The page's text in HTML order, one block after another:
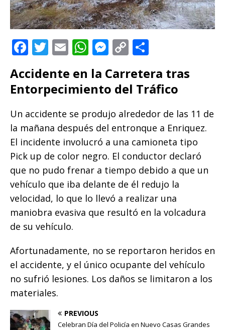
F
a
c
e
b
o
o
k
T
it
te
r
E
ai
l
W
h
at
s
A
p
p
M
ss
e
n
g
e
r
C
p
y
Li
n
k
m
p
ar
ti
r
Accidente en la Carretera tras
Entorpecimiento del Tráfico
Un accidente se produjo alrededor de las 11 de
la mañana después del entronque a Enriquez.
El incidente involucró a una camioneta tipo
Pick up de color negro. El conductor declaró
que no pudo frenar a tiempo debido a que un
vehículo que iba delante de él redujo la
velocidad, lo que lo llevó a realizar una
maniobra evasiva que resultó en la volcadura
de su vehículo.
Afortunadamente, no se reportaron heridos en
el accidente, y el único ocupante del vehículo
no sufrió lesiones. Los daños se limitaron a los
materiales.
PREVIOUS
Celebran Día del Policía en Nuevo Casas Grandes